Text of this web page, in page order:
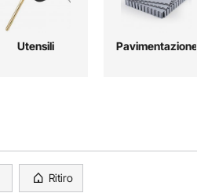
Utensili Pavimentazione
Ritiro